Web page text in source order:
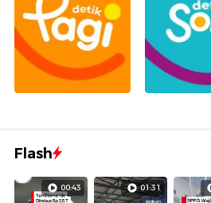
Flash
00:43 01:31